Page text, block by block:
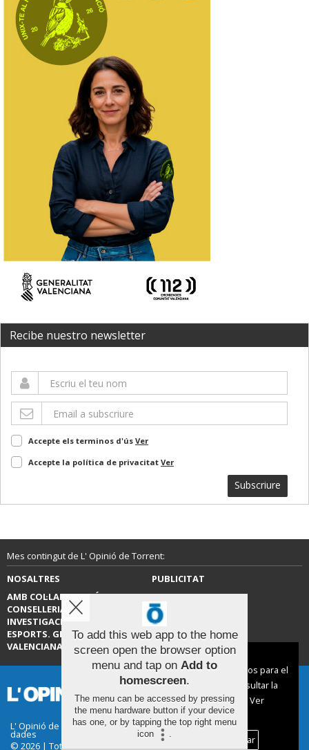
Recibe nuestro newsletter
Accepte els terminos d'ús Ver
Accepte la política de privacitat Ver
Subscriure
Mes contingut de L' Opinió de Torrent:
NOSALTRES
PUBLICITAT
AMB COL·LABORACIÓ DE LA
CONSELLERIA D’EDUCACIÓ,
INVESTIGACIÓ, CULTURA I
ESPORTS. GENERALITAT
VALENCIANA.
CONTACTE
L' Opinió de Torrent |Termes d'ús|Protecció de
dades
© 2026 | Tots els drets reservats
To add this web app to the home
screen open the browser option
menu and tap on Add to
homescreen.
The menu can be accessed by pressing
the menu hardware button if your device
has one, or by tapping the top right menu
icon
.
Aviso sobre el Uso de cookies:
Utilizamos cookies nuestras y de terceros para el
funcionamiento del digital. Puedes consultar la
lista de cookies y como desconectarlas.
Ver
nuestra Política de Privacidad y Cookies
Aceptar Cookies
Personalizar